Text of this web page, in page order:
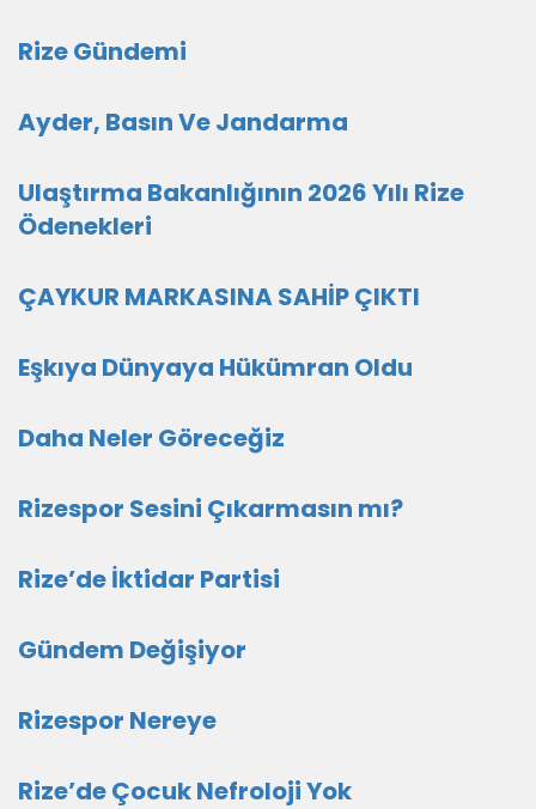
Rize Gündemi
Ayder, Basın Ve Jandarma
Ulaştırma Bakanlığının 2026 Yılı Rize
Ödenekleri
ÇAYKUR MARKASINA SAHİP ÇIKTI
Eşkıya Dünyaya Hükümran Oldu
Daha Neler Göreceğiz
Rizespor Sesini Çıkarmasın mı?
Rize’de İktidar Partisi
Gündem Değişiyor
Rizespor Nereye
Rize’de Çocuk Nefroloji Yok